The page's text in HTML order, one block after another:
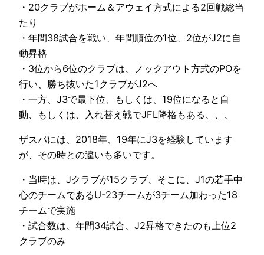
・20クラブがホーム＆アウェイ方式による2回戦総当
たり
・年間38試合を戦い、年間順位の1位、2位がJ2に自
動昇格
・3位から6位のクラブは、ノックアウト方式のPOを
行い、勝ち抜いた1クラブがJ2へ
・一方、J3で最下位、もしくは、19位になると自
動、もしくは、入れ替え戦でJFL降格もある、、、
ザスパには、2018年、19年にJ3を経験しています
が、その時との違いも多いです。
・当時は、Jクラブが15クラブ、そこに、J1の若手中
心のチームであるU-23チームが3チーム加わった18
チームで実施
・試合数は、年間34試合、J2昇格できたのも上位2
クラブのみ